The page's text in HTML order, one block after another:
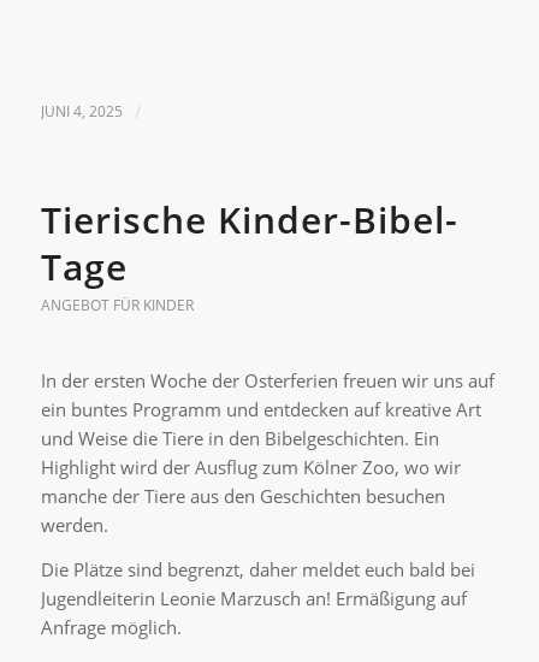
JUNI 4, 2025 /
Tierische Kinder-Bibel-
Tage
ANGEBOT FÜR KINDER
In der ersten Woche der Osterferien freuen wir uns auf
ein buntes Programm und entdecken auf kreative Art
und Weise die Tiere in den Bibelgeschichten. Ein
Highlight wird der Ausflug zum Kölner Zoo, wo wir
manche der Tiere aus den Geschichten besuchen
werden.
Die Plätze sind begrenzt, daher meldet euch bald bei
Jugendleiterin Leonie Marzusch an! Ermäßigung auf
Anfrage möglich.